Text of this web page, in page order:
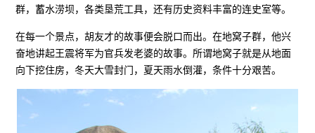
群，蓄水涝坝，各类垦荒工具，还有历史资料丰富的连史室等。
在每一个景点，胡友才的故事便会脱口而出。在地窝子群，他兴
奋地讲起王震将军为官兵发老婆的故事。所谓地窝子就是从地面
向下挖住房，冬天大雪封门，夏天雨水倒灌，条件十分艰苦。